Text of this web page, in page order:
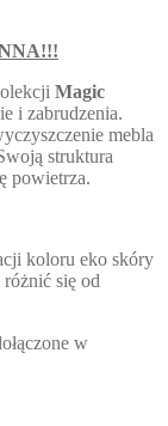
Magic
i zabrudzenia.
mebla
struktura
powietrza.
koloru eko skóry
się od
w